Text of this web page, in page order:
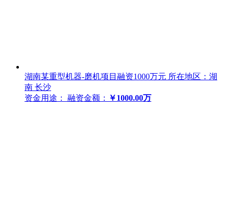
湖南某重型机器-磨机项目融资1000万元 所在地区：湖
南 长沙
资金用途：
融资金额： ￥1000.00万